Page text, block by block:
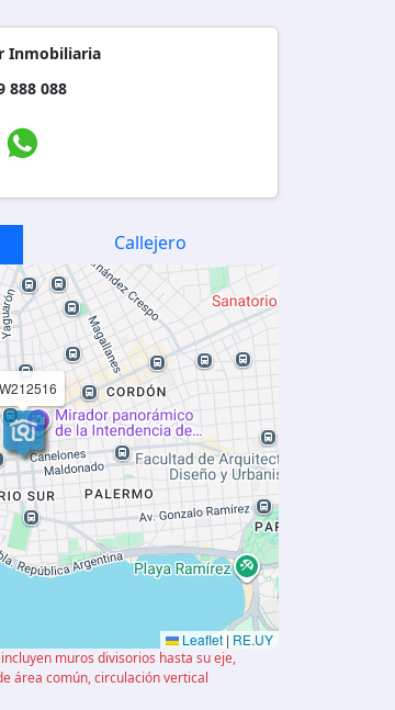
Inmobiliaria
888 088
Callejero
Leaflet | RE.UY
muros divisorios hasta su eje,
área común, circulación vertical